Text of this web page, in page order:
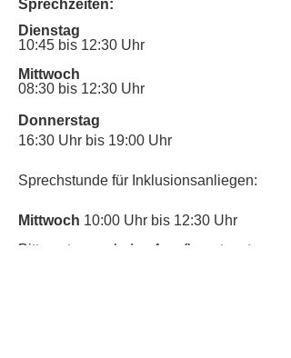
Sprechzeiten:
Dienstag
10:45 bis 12:30 Uhr
Mittwoch
08:30 bis 12:30 Uhr
Donnerstag
16:30 Uhr bis 19:00 Uhr
Sprechstunde für Inklusionsanliegen:
Mittwoch 10:00 Uhr bis 12:30 Uhr
​Bitte nutze auch den Anrufbeantworter,